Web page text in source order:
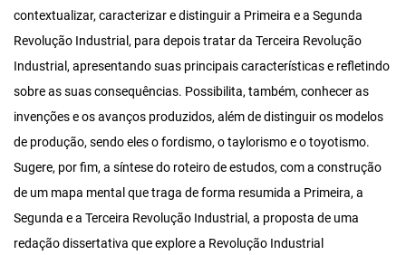
contextualizar, caracterizar e distinguir a Primeira e a Segunda
Revolução Industrial, para depois tratar da Terceira Revolução
Industrial, apresentando suas principais características e refletindo
sobre as suas consequências. Possibilita, também, conhecer as
invenções e os avanços produzidos, além de distinguir os modelos
de produção, sendo eles o fordismo, o taylorismo e o toyotismo.
Sugere, por fim, a síntese do roteiro de estudos, com a construção
de um mapa mental que traga de forma resumida a Primeira, a
Segunda e a Terceira Revolução Industrial, a proposta de uma
redação dissertativa que explore a Revolução Industrial